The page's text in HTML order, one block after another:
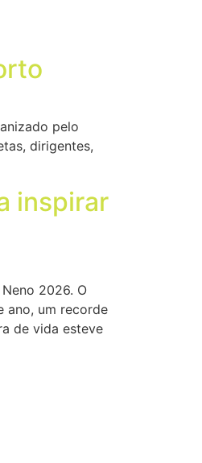
pelo
dirigentes,
inspirar
2026. O
ano, um recorde
de vida esteve